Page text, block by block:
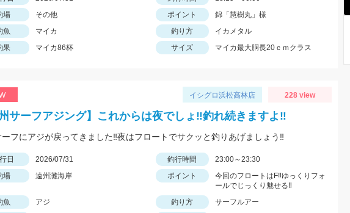
場
その他 ポイント
錦「慧樹丸」様
魚
マイカ 釣り方
イカメタル
果
マイカ86杯 サイズ マイカ最大胴長20ｃｍクラス
イシグロ浜松高林店 228 view
州サーフアジング】これからは夜でしょ‼釣れ続きますよ‼
フにアジが戻ってきました‼夜はフロートでサクッと釣りあげましょう‼
日 2026/07/31 釣行時間
23:00～23:30
場
遠州灘海岸 ポイント
今回のフロートはF‼ゆっくりフォ
ールでじっくり魅せる‼
魚
アジ 釣り方
サーフルアー